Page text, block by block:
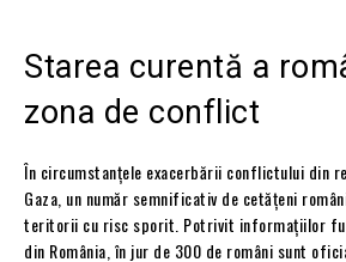
Starea curentă a
zona de conflict
În circumstanțele exacerbării conflictului din
Gaza, un număr semnificativ de cetățeni
teritorii cu risc sporit. Potrivit informațiilor
din România, în jur de 300 de români sunt